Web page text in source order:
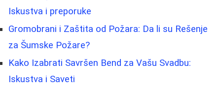
Iskustva i preporuke
Gromobrani i Zaštita od Požara: Da li su Rešenje
za Šumske Požare?
Kako Izabrati Savršen Bend za Vašu Svadbu:
Iskustva i Saveti